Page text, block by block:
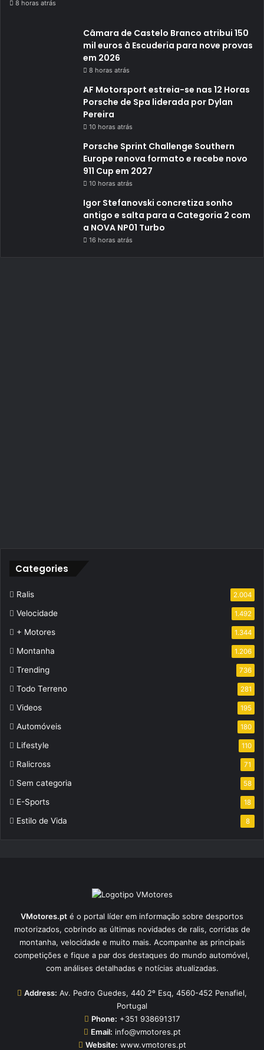
8 horas atrás
Câmara de Castelo Branco atribui 150
mil euros à Escuderia para nove provas
em 2026
8 horas atrás
AF Motorsport estreia-se nas 12 Horas
Porsche de Spa liderada por Dylan
Pereira
10 horas atrás
Porsche Sprint Challenge Southern
Europe renova formato e recebe novo
911 Cup em 2027
10 horas atrás
Igor Stefanovski concretiza sonho
antigo e salta para a Categoria 2 com
a NOVA NP01 Turbo
16 horas atrás
Categories
Ralis 2.004
Velocidade 1.492
+ Motores 1.344
Montanha 1.206
Trending 736
Todo Terreno 281
Videos 195
Automóveis 180
Lifestyle 110
Ralicross 71
Sem categoria 58
E-Sports 18
Estilo de Vida 8
VMotores.pt é o portal líder em informação sobre desportos
motorizados, cobrindo as últimas novidades de ralis, corridas de
montanha, velocidade e muito mais. Acompanhe as principais
competições e fique a par dos destaques do mundo automóvel,
com análises detalhadas e notícias atualizadas.
Address: Av. Pedro Guedes, 440 2º Esq, 4560-452 Penafiel,
Portugal
Phone: +351 938691317
Email: info@vmotores.pt
Website: www.vmotores.pt